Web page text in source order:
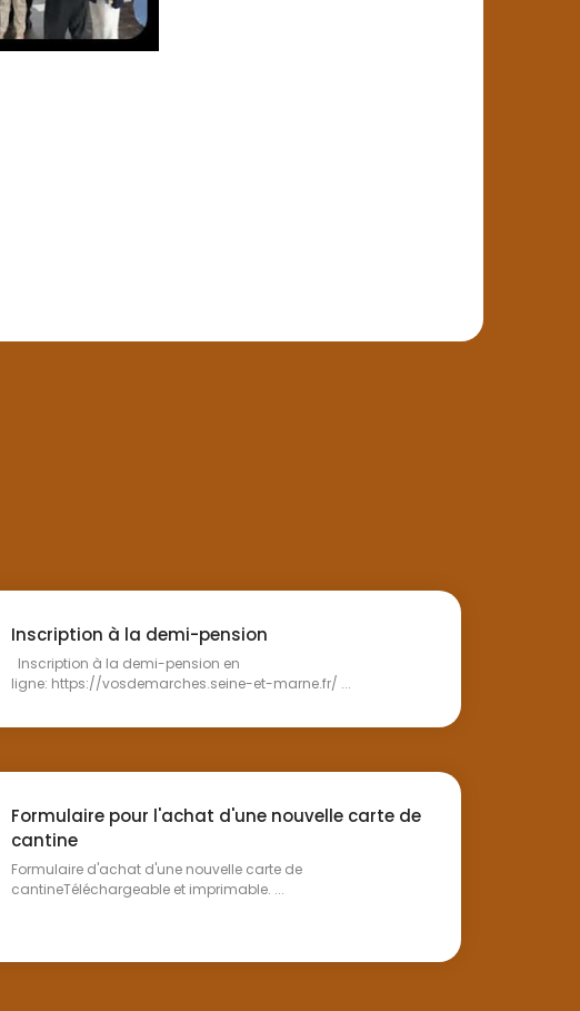
Inscription à la demi-pension
Inscription à la demi-pension en
ligne: https://vosdemarches.seine-et-marne.fr/ ...
Formulaire pour l'achat d'une nouvelle carte de
cantine
Formulaire d'achat d'une nouvelle carte de
cantineTéléchargeable et imprimable. ...